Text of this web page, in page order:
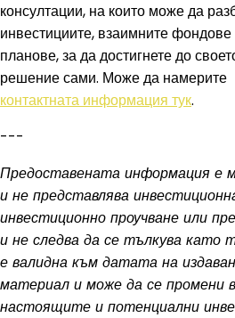
консултации, на които може да
инвестициите, взаимните
планове, за да достигнете до
решение сами. Може да намерите
контактната информация тук.
---
Предоставената информация е
и не представлява
инвестиционно проучване или
и не следва да се тълкува като
е валидна към датата на
материал и може да се промени
настоящите и потенциални